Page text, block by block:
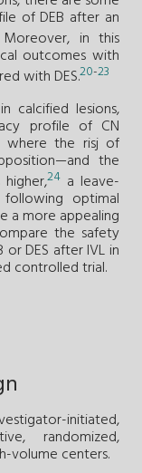
of DEB after an
Moreover, in this
outcomes with
with DES.20-23
calcified lesions,
profile of CN
where the risj of
the
24a leave-
following optimal
a more appealing
the safety
DES after IVL in
controlled trial.
initiated,
randomized,
volume centers.